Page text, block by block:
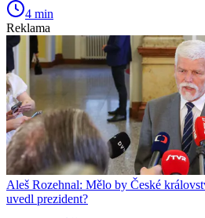
4 min
Reklama
Aleš Rozehnal: Mělo by České
uvedl prezident?